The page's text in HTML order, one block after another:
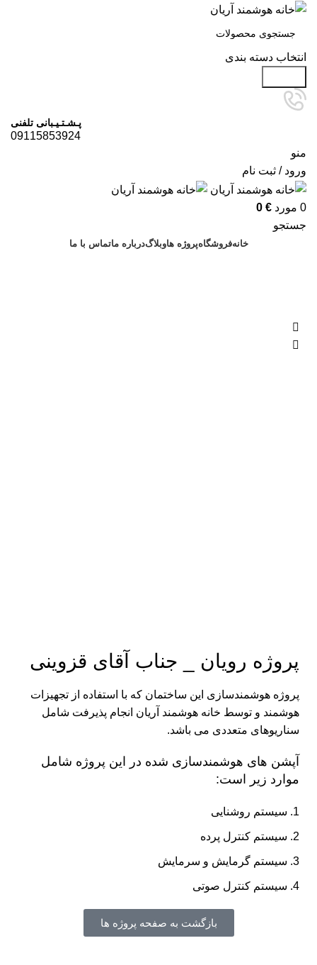
انتخاب دسته بندی
پـشـتـیـبانی تلفنی
09115853924
منو
ورود / ثبت نام
0 مورد 0 €
جستجو
خانهفروشگاهپروژه هاوبلاگدرباره ماتماس با ما
پروژه رویان _ جناب آقای قزوینی
پروژه هوشمندسازی این ساختمان که با استفاده از تجهیزات
هوشمند و توسط خانه هوشمند آریان انجام پذیرفت شامل
سناریوهای متعددی می باشد.
آپشن های هوشمندسازی شده در این پروژه شامل
موارد زیر است:
سیستم روشنایی
سیستم کنترل پرده
سیستم گرمایش و سرمایش
سیستم کنترل صوتی
بازگشت به صفحه پروژه ها